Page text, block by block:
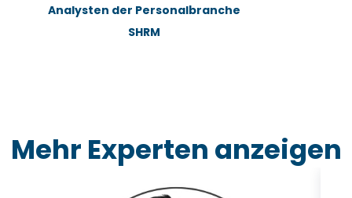
Analysten der Personalbranche
SHRM
Mehr Experten anzeigen